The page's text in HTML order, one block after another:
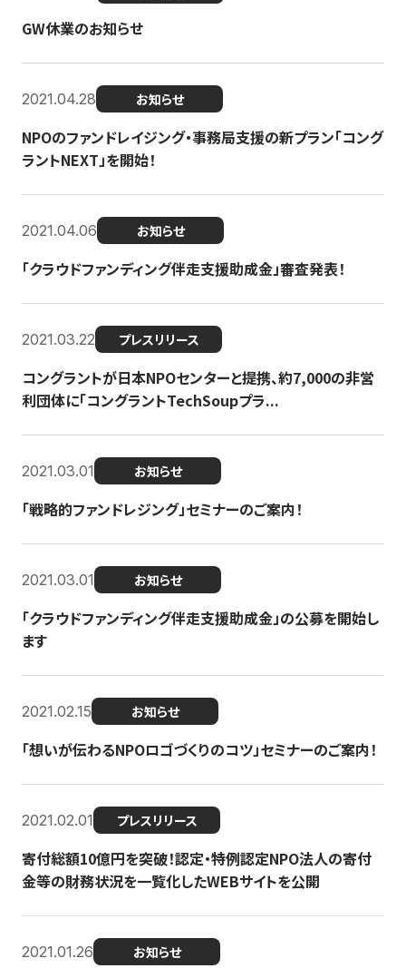
GW休業のお知らせ
2021.04.28 お知らせ
NPOのファンドレイジング・事務局支援の新プラン「コング
ラントNEXT」を開始！
2021.04.06 お知らせ
「クラウドファンディング伴走支援助成金」審査発表！
2021.03.22 プレスリリース
コングラントが日本NPOセンターと提携、約7,000の非営
利団体に「コングラントTechSoupプラ...
2021.03.01 お知らせ
「戦略的ファンドレジング」セミナーのご案内！
2021.03.01 お知らせ
「クラウドファンディング伴走支援助成金」の公募を開始し
ます
2021.02.15 お知らせ
「想いが伝わるNPOロゴづくりのコツ」セミナーのご案内！
2021.02.01 プレスリリース
寄付総額10億円を突破！認定・特例認定NPO法人の寄付
金等の財務状況を一覧化したWEBサイトを公開
2021.01.26 お知らせ